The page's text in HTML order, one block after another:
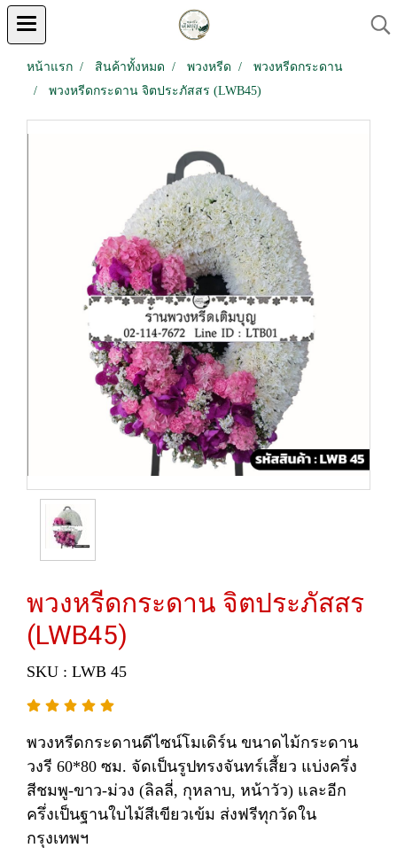
หน้าแรก สินค้าทั้งหมด พวงหรีด
พวงหรีดกระดาน
พวงหรีดกระดาน จิตประภัสสร (LWB45)
พวงหรีดกระดาน จิตประภัสสร
(LWB45)
SKU : LWB 45
พวงหรีดกระดานดีไซน์โมเดิร์น ขนาดไม้กระดาน
วงรี 60*80 ซม. จัดเป็นรูปทรงจันทร์เสี้ยว แบ่งครึ่ง
สีชมพู-ขาว-ม่วง (ลิลลี่, กุหลาบ, หน้าวัว) และอีก
ครึ่งเป็นฐานใบไม้สีเขียวเข้ม ส่งฟรีทุกวัดใน
กรุงเทพฯ